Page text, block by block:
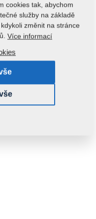
stroje:
cookies tak, abychom
služby na základě
změnit na stránce
Více informací